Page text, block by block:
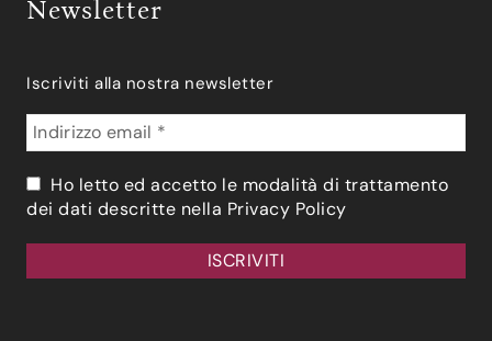
Newsletter
Iscriviti alla nostra newsletter
Ho letto ed accetto le modalità di trattamento
dei dati descritte nella Privacy Policy